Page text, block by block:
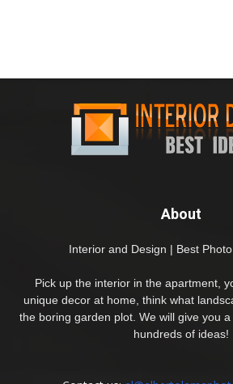
About
Interior and Design | Best
Pick up the interior in the apartment,
unique decor at home, think what
the boring garden plot. We will give you
hundreds of ideas!